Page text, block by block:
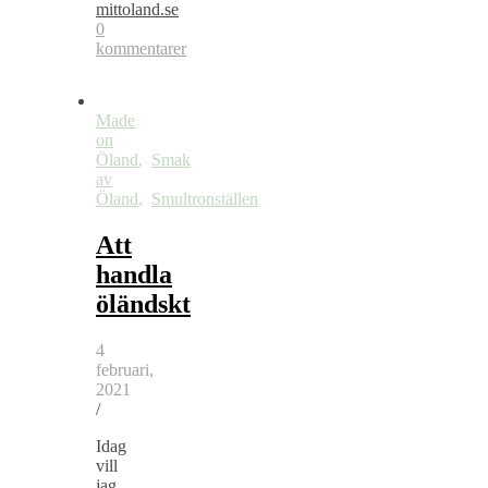
mittoland.se
0
kommentarer
Made
on
Öland, Smak
av
Öland, Smultronställen
Att
handla
öländskt
4
februari,
2021
/
Idag
vill